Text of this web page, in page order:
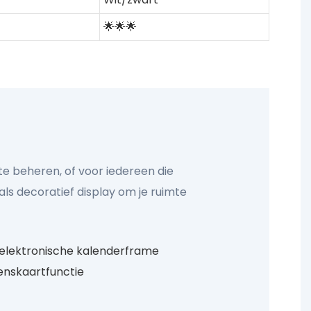
🌟🌟🌟
beheren, of voor iedereen die
decoratief display om je ruimte